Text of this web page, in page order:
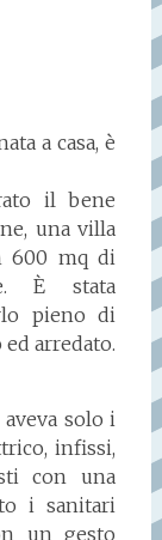
a casa, è
il bene
una villa
600 mq di
È stata
pieno di
arredato.
aveva solo i
infissi,
con una
i sanitari
un gesto